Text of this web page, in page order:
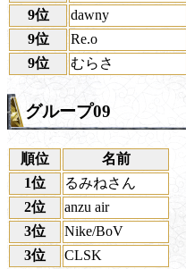
9位
dawny
9位
Re.o
9位
むらさ
グループ09
順位
名前
1位
るみねさん
2位
anzu air
3位
Nike/BoV
3位
CLSK